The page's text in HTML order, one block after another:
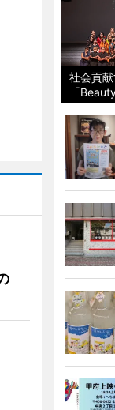
社会貢
「